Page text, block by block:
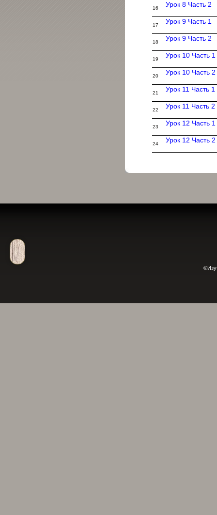
16 Урок 8 Часть 2
17 Урок 9 Часть 1
18 Урок 9 Часть 2
19 Урок 10 Часть 1
20 Урок 10 Часть 2
21 Урок 11 Часть 1
22 Урок 11 Часть 2
23 Урок 12 Часть 1
24 Урок 12 Часть 2